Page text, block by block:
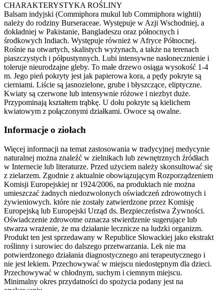
CHARAKTERYSTYKA ROŚLINY
Balsam indyjski (Commiphora mukul lub Commiphora wightii)
należy do rodziny Burseraceae. Występuje w Azji Wschodniej, a
dokładniej w Pakistanie, Bangladeszu oraz północnych i
środkowych Indiach. Występuje również w Afryce Północnej.
Rośnie na otwartych, skalistych wyżynach, a także na terenach
piaszczystych i półpustynnych. Lubi intensywne nasłonecznienie i
toleruje nieurodzajne gleby. To małe drzewo osiąga wysokość 1-4
m. Jego pień pokryty jest jak papierowa kora, a pędy pokryte są
cierniami. Liście są jasnozielone, grube i błyszczące, eliptyczne.
Kwiaty są czerwone lub intensywnie różowe i niezbyt duże.
Przypominają kształtem trąbkę. U dołu pokryte są kielichem
kwiatowym z połączonymi działkami. Owoce są owalne.
Informacje o ziołach
Więcej informacji na temat zastosowania w tradycyjnej medycynie
naturalnej można znaleźć w zielnikach lub zewnętrznych źródłach
w Internecie lub literaturze. Przed użyciem należy skonsultować się
z zielarzem. Zgodnie z aktualnie obowiązującym Rozporządzeniem
Komisji Europejskiej nr 1924/2006, na produktach nie można
umieszczać żadnych niedozwolonych oświadczeń zdrowotnych i
żywieniowych. które nie zostały zatwierdzone przez Komisję
Europejską lub Europejski Urząd ds. Bezpieczeństwa Żywności.
Oświadczenie zdrowotne oznacza stwierdzenie sugerujące lub
stwarza wrażenie, że ma działanie lecznicze na ludzki organizm.
Produkt ten jest sprzedawany w Republice Słowackiej jako ekstrakt
roślinny i surowiec do dalszego przetwarzania. Lek nie ma
potwierdzonego działania diagnostycznego ani terapeutycznego i
nie jest lekiem. Przechowywać w miejscu niedostępnym dla dzieci.
Przechowywać w chłodnym, suchym i ciemnym miejscu.
Minimalny okres przydatności do spożycia podany jest na